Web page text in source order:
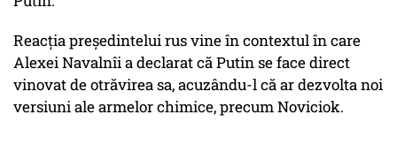
Reacția președintelui rus vine în contextul în care
Alexei Navalnîi a declarat că Putin se face direct
vinovat de otrăvirea sa, acuzându-l că ar dezvolta noi
versiuni ale armelor chimice, precum Noviciok.